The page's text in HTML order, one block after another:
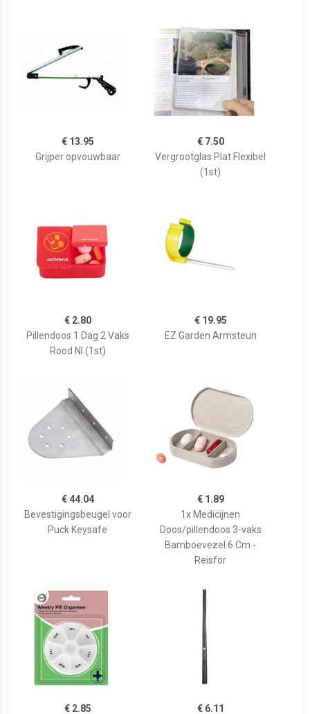
€ 13.95
Grijper opvouwbaar
€ 7.50
Vergrootglas Plat Flexibel
(1st)
€ 2.80
Pillendoos 1 Dag 2 Vaks
Rood Nl (1st)
€ 19.95
EZ Garden Armsteun
€ 44.04
Bevestigingsbeugel voor
Puck Keysafe
€ 1.89
1x Medicijnen
Doos/pillendoos 3-vaks
Bamboevezel 6 Cm -
Reisfor
€ 2.85 € 6.11